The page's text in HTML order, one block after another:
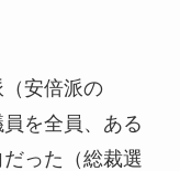
安倍派の
を全員、ある
った（総裁選